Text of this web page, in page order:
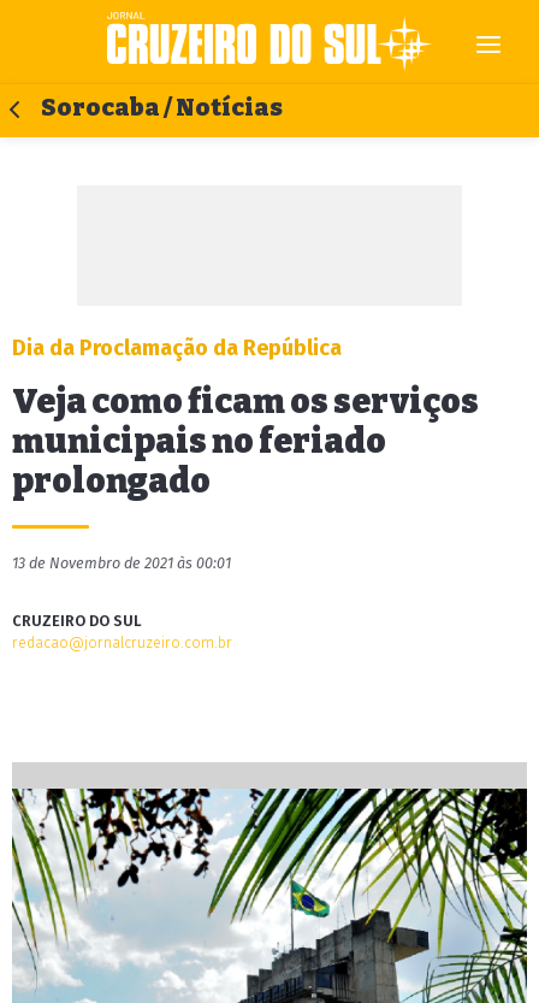
Sorocaba / Notícias
Dia da Proclamação da República
Veja como ficam os serviços
municipais no feriado
prolongado
13 de Novembro de 2021 às 00:01
CRUZEIRO DO SUL
redacao@jornalcruzeiro.com.br